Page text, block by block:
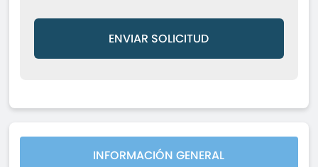
ENVIAR SOLICITUD
INFORMACIÓN GENERAL